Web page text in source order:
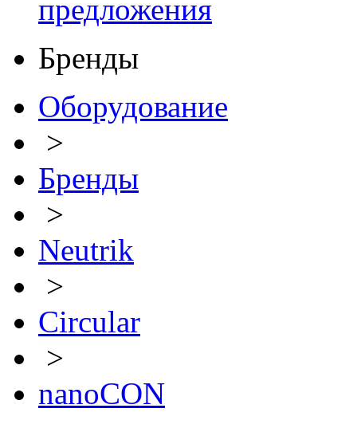
предложения
Бренды
Оборудование
>
Бренды
>
Neutrik
>
Circular
>
nanoCON